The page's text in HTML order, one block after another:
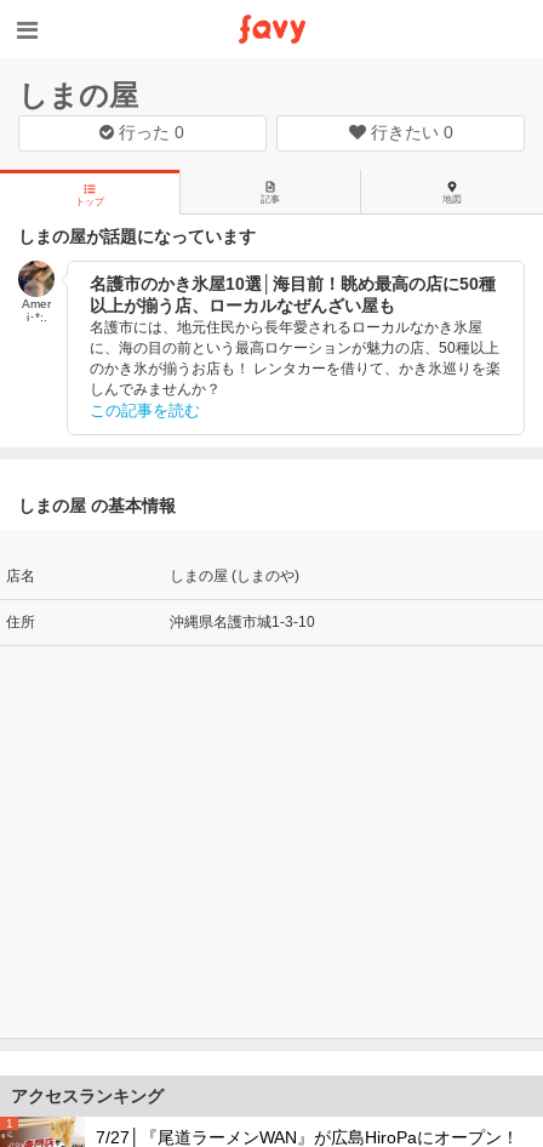
しまの屋
行った0 行きたい 0
トップ 記事 地図
しまの屋が話題になっています
Amer
i･*:.
名護市のかき氷屋10選│海目前！眺め最高の店に50種
以上が揃う店、ローカルなぜんざい屋も
名護市には、地元住民から長年愛されるローカルなかき氷屋
に、海の目の前という最高ロケーションが魅力の店、50種以上
のかき氷が揃うお店も！ レンタカーを借りて、かき氷巡りを楽
しんでみませんか？
この記事を読む
しまの屋 の基本情報
店名 しまの屋 (しまのや)
住所 沖縄県名護市城1-3-10
アクセスランキング
1
7/27│『尾道ラーメンWAN』が広島HiroPaにオープン！